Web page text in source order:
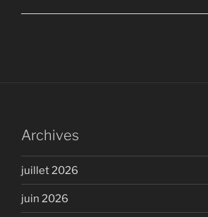
Archives
juillet 2026
juin 2026